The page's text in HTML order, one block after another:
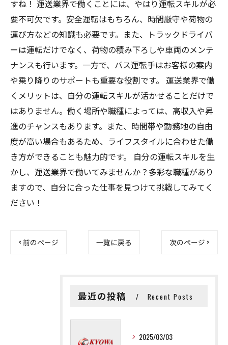
すね！ 運送業界で働くことには、やはり運転スキルが必
要不可欠です。安全運転はもちろん、時間厳守や荷物の
運び方などの知識も必要です。また、トラックドライバ
ーは運転だけでなく、荷物の積み下ろしや車両のメンテ
ナンスも行います。一方で、バス運転手はお客様の案内
や乗り降りのサポートも重要な役割です。 運送業界で働
くメリットは、自分の運転スキルが活かせることだけで
はありません。働く場所や職種によっては、高収入や昇
進のチャンスもあります。また、時間帯や勤務地の自由
度が高い場合もあるため、ライフスタイルに合わせた働
き方ができることも魅力的です。 自分の運転スキルを生
かし、運送業界で働いてみませんか？多彩な職種があり
ますので、自分に合った仕事を見つけて挑戦してみてく
ださい！
< 前のページ 一覧に戻る 次のページ >
最近の投稿 Recent Posts
2025/03/03